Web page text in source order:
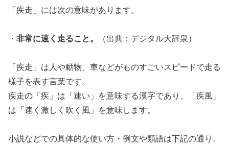
「疾走」には次の意味があります。
・ 非常に速く走ること。 （出典：デジタル大辞泉）
「疾走」は人や動物、車などがものすごいスピードで走る
様子を表す言葉です。
疾走の「疾」は「速い」を意味する漢字であり、「疾風」
は「速く激しく吹く風」を意味します。
小説などでの具体的な使い方・例文や類語は下記の通り。